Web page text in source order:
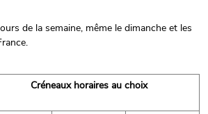
de la semaine, même le dimanche et les
Créneaux horaires au choix